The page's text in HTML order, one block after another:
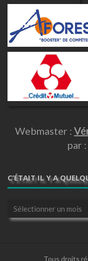
Webmaster :
par :
C’ÉTAIT IL Y A
Tous droits